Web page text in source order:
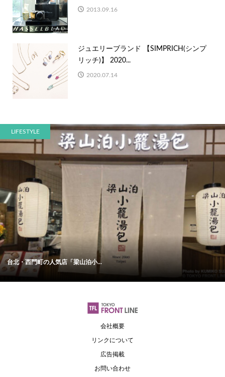
2013.09.16
ジュエリーブランド 【SIMPRICH(シンプ
リッチ)】 2020...
2020.07.14
LIFESTYLE
台北・西門町の人気店「梁山泊小...
会社概要
リンクについて
広告掲載
お問い合わせ